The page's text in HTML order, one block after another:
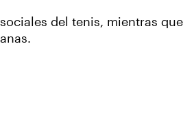
del tenis, mientras que